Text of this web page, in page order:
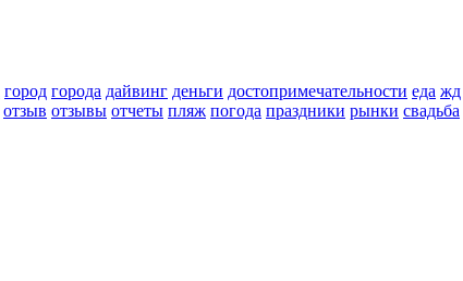
город города дайвинг деньги достопримечательности еда жд
отзыв отзывы отчеты пляж погода праздники рынки свадьба